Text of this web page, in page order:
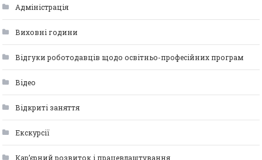
Адміністрація
Виховні години
Відгуки роботодавців щодо освітньо-професійних програм
Відео
Відкриті заняття
Екскурсії
Кар’єрний розвиток і працевлаштування